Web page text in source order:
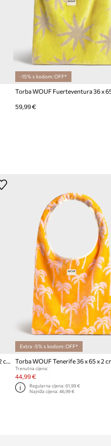
-15% s kodom: OFF*
59,99 €
Torba WOUF Fuerteventura 36 x 65 x 2 cm
Extra -5% s kodom: OFF*
Torba WOUF Tenerife 36 x 65 x 2
Trenutna cijena:
44,99 €
Regularna cijena: 61,99 €
Najniža cijena: 46,99 €